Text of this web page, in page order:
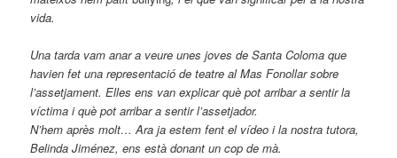
vida.
Una tarda vam anar a veure unes joves de Santa Coloma que
havien fet una representació de teatre al Mas Fonollar sobre
l’assetjament. Elles ens van explicar què pot arribar a sentir la
víctima i què pot arribar a sentir l’assetjador.
N’hem après molt… Ara ja estem fent el vídeo i la nostra tutora,
Belinda Jiménez, ens està donant un cop de mà.